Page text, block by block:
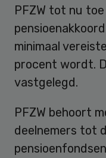
PFZW tot nu
minimaal
procent wordt.
vastgelegd.
PFZW behoort
deelnemers tot